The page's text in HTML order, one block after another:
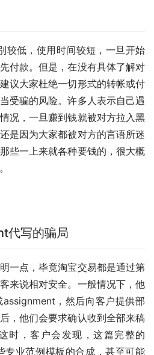
较低，使用时间较短，一旦开始
付款。但是，在没有具体了解对
议大家杜绝一切形式的转帐或付
受骗的风险。许多人表示自己遇
况，一旦赚到钱就被对方拉入黑
是因为大家都被对方的言语所迷
些一上来就各种要钱的，很大概
代写的骗局
一点，毕竟淘宝交易都是通过第
来说相对安全。一般情况下，他
，然后向客户提供部
，他们会要求确认收到全部来稿
时，客户会发现，这篇完整的
专业范例模板的合成，甚至可能